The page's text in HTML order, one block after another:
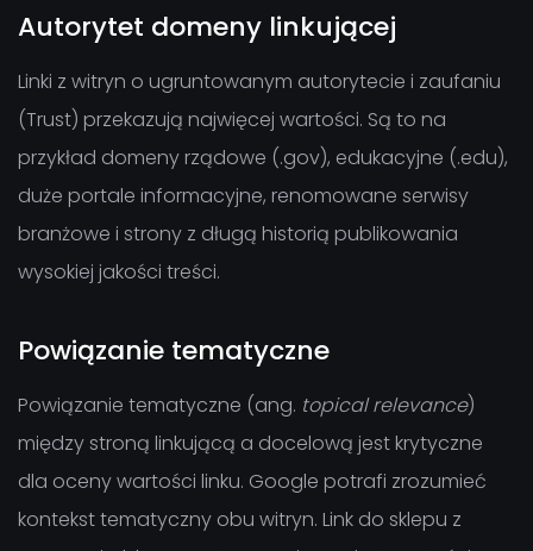
Autorytet domeny linkującej
Linki z witryn o ugruntowanym autorytecie i zaufaniu
(Trust) przekazują najwięcej wartości. Są to na
przykład domeny rządowe (.gov), edukacyjne (.edu),
duże portale informacyjne, renomowane serwisy
branżowe i strony z długą historią publikowania
wysokiej jakości treści.
Powiązanie tematyczne
Powiązanie tematyczne (ang. topical relevance)
między stroną linkującą a docelową jest krytyczne
dla oceny wartości linku. Google potrafi zrozumieć
kontekst tematyczny obu witryn. Link do sklepu z